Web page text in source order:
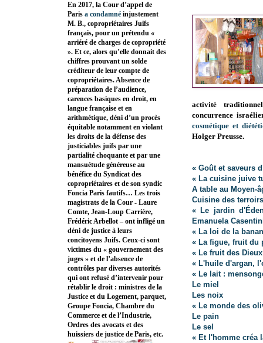
activité
concurrence
cosmétique et
Holger Preusse.
« Goût et saveurs
« La cuisine juive
A table au Moyen-
Cuisine des
« Le jardin
Emanuela
« La loi de la
« La figue, fruit du
« Le fruit des
« L'huile d'argan,
« Le lait :
Le miel
Les noix
« Le monde des
Le pain
Le sel
« Et l'homme créa
En 2017, la Cour d’appel de
Paris a condamné injustement
M. B., copropriétaires Juifs
français, pour un prétendu «
arriéré de charges de copropriété
». Et ce, alors qu’elle donnait des
chiffres prouvant un solde
créditeur de leur compte de
copropriétaires. Absence de
préparation de l’audience,
carences basiques en droit, en
langue française et en
arithmétique, déni d’un procès
équitable notamment en violant
les droits de la défense des
justiciables juifs par une
partialité choquante et par une
mansuétude généreuse au
bénéfice du Syndicat des
copropriétaires et de son syndic
Foncia Paris fautifs… Les trois
magistrats de la Cour - Laure
Comte, Jean-Loup Carrière,
Frédéric Arbellot – ont infligé un
déni de justice à leurs
concitoyens Juifs. Ceux-ci sont
victimes du « gouvernement des
juges » et de l’absence de
contrôles par diverses autorités
qui ont refusé d’intervenir pour
rétablir le droit : ministres de la
Justice et du Logement, parquet,
Groupe Foncia, Chambre du
Commerce et de l’Industrie,
Ordres des avocats et des
huissiers de justice de Paris, etc.